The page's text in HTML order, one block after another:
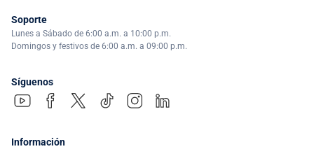
Soporte
Lunes a Sábado de 6:00 a.m. a 10:00 p.m.
Domingos y festivos de 6:00 a.m. a 09:00 p.m.
Síguenos
Información